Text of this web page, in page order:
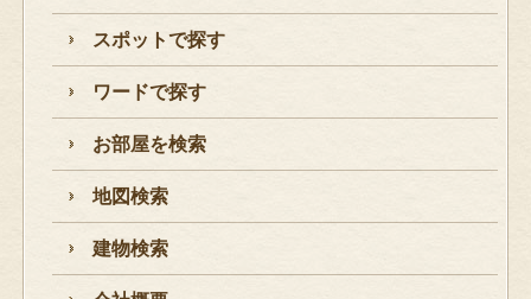
スポットで探す
ワードで探す
お部屋を検索
地図検索
建物検索